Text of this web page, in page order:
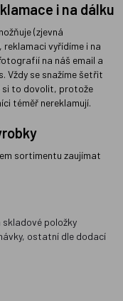
i na dálku
(zjevná
vyřídíme i na
na náš email a
Vždy se snažíme šetřit
si to dovolit, protože
téměř nereklamují.
sortimentu zaujímat
skladové položky
ostatní dle dodací